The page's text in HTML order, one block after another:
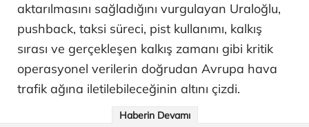
aktarılmasını sağladığını vurgulayan Uraloğlu,
pushback, taksi süreci, pist kullanımı, kalkış
sırası ve gerçekleşen kalkış zamanı gibi kritik
operasyonel verilerin doğrudan Avrupa hava
trafik ağına iletilebileceğinin altını çizdi.
Haberin Devamı